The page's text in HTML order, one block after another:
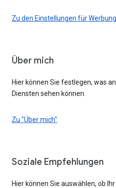
Zu den Einstellungen für Werbung
Über mich
Hier können Sie festlegen, was
Diensten sehen können.
Zu "Über mich"
Soziale Empfehlungen
Hier können Sie auswählen, ob